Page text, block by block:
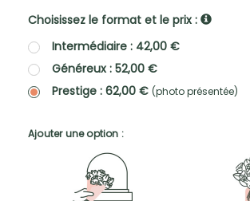
Choisissez le format et le prix :
Intermédiaire : 42,00 €
Généreux : 52,00 €
Prestige : 62,00 € (photo présentée)
Ajouter une option :